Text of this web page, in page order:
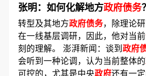
张明：如何化解地方政府债务？
转型及其地方政府债务，除理论
在一线基层调研，因此，他对当前
刻的理解。 澎湃新闻：谈到政府
会听到一种论调，认为当前整体的
可控的，尤其是中央政府还有一